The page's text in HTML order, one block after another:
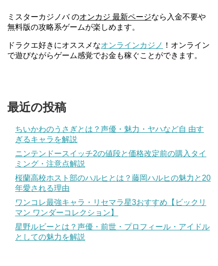
ミスターカジノバ のオンカジ 最新ページなら入金不要や
無料版の攻略系ゲームが楽しめます。
ドラクエ好きにオススメなオンラインカジノ ！オンライン
で遊びながらゲーム感覚でお金も稼ぐことができます。
最近の投稿
ちいかわのうさぎとは？声優・魅力・ヤハなど自 由す
ぎるキャラを解説
ニンテンドースイッチ2の値段と価格改定前の購入タイ
ミング・注意点解説
桜蘭高校ホスト部のハルヒとは？藤岡ハルヒの魅力と20
年愛される理由
ワンコレ最強キャラ・リセマラ星3おすすめ【ビックリ
マン ワンダーコレクション】
星野ルビーとは？声優・前世・プロフィール・アイドル
としての魅力を解説